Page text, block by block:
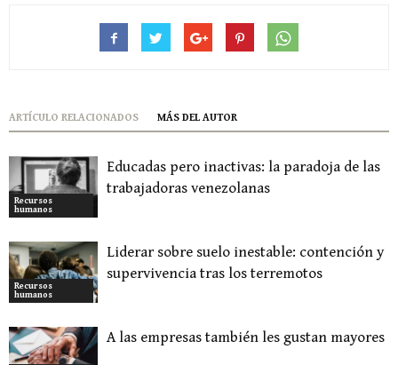
ARTÍCULO RELACIONADOS MÁS DEL AUTOR
Recursos
humanos
Educadas pero inactivas: la paradoja de las
trabajadoras venezolanas
Recursos
humanos
Liderar sobre suelo inestable: contención y
supervivencia tras los terremotos
A las empresas también les gustan mayores